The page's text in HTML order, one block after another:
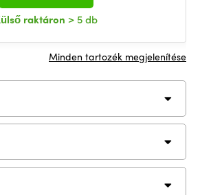
raktáron > 5 db
Minden tartozék megjelenítése